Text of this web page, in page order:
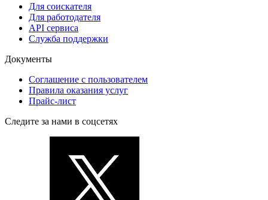
Для соискателя
Для работодателя
API сервиса
Служба поддержки
Документы
Соглашение с пользователем
Правила оказания услуг
Прайс-лист
Следите за нами в соцсетях